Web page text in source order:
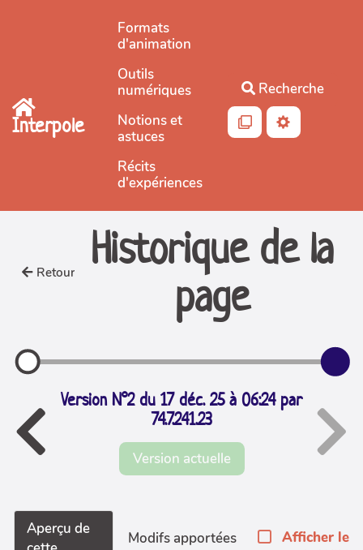
Aller au contenu principal
Interpole
Formats
d'animation
Outils
numériques
Notions et
astuces
Récits
d'expériences
Recherche
Retour
Historique de la
page
Version N°2 du 17 déc. 25 à 06:24 par
74.7.241.23
Version actuelle
Aperçu de
Modifs apportées
Afficher le